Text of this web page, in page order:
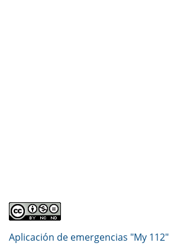
Aplicación de emergencias "My 112"